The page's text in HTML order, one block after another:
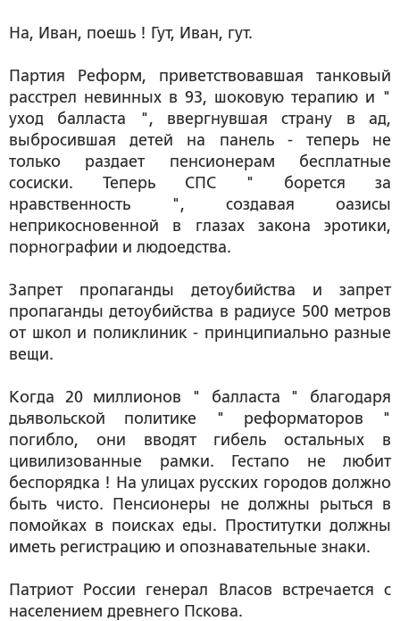
На, Иван, поешь ! Гут, Иван, гут.
Партия Реформ, приветствовавшая танковый
расстрел невинных в 93, шоковую терапию и "
уход балласта ", ввергнувшая страну в ад,
выбросившая детей на панель - теперь не
только раздает пенсионерам бесплатные
сосиски. Теперь СПС " борется за
нравственность ", создавая оазисы
неприкосновенной в глазах закона эротики,
порнографии и людоедства.
Запрет пропаганды детоубийства и запрет
пропаганды детоубийства в радиусе 500 метров
от школ и поликлиник - принципиально разные
вещи.
Когда 20 миллионов " балласта " благодаря
дьявольской политике " реформаторов "
погибло, они вводят гибель остальных в
цивилизованные рамки. Гестапо не любит
беспорядка ! На улицах русских городов должно
быть чисто. Пенсионеры не должны рыться в
помойках в поисках еды. Проститутки должны
иметь регистрацию и опознавательные знаки.
Патриот России генерал Власов встречается с
населением древнего Пскова.